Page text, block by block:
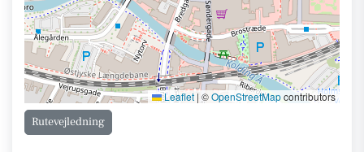
Leaflet | ©OpenStreetMapcontributors
Rutevejledning